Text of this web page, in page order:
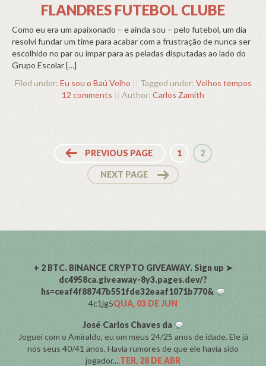
FLANDRES FUTEBOL CLUBE
Como eu era um apaixonado – e ainda sou – pelo futebol, um dia
resolvi fundar um time para acabar com a frustração de nunca ser
escolhido no par ou impar para as peladas disputadas ao lado do
Grupo Escolar […]
Filed under: Eu sou o Baú Velho || Tagged under: Velhos tempos
12 comments || Author: Carlos Zamith
PREVIOUS PAGE 1 2
NEXT PAGE
+ 2 BTC. BINANCE CRYPTO GIVEAWAY. Sign up ➤
dc4958ca.giveaway-8y3.pages.dev/?
hs=ceaf4f88747b551fde32eaaf1071b770&
4c1jg5QUA, 03 DE JUN
José Carlos Chaves da
Joguei com o Amiraldo, eu om meus 24/25 anos de idade. Ele já
nos seus 40/41 anos. Havia rumores de que ele havia sido
jogador,...TER, 28 DE ABR